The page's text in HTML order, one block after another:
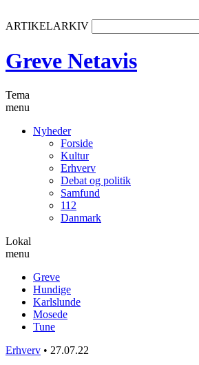
ARTIKELARKIV
Greve Netavis
Tema
menu
Nyheder
Forside
Kultur
Erhverv
Debat og politik
Samfund
112
Danmark
Lokal
menu
Greve
Hundige
Karlslunde
Mosede
Tune
Erhverv • 27.07.22